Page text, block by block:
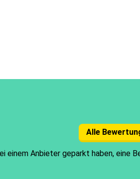
Alle
einem Anbieter geparkt haben, eine